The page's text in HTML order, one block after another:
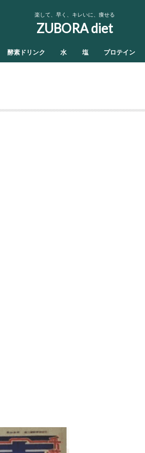
楽して、早く、キレいに、痩せる
ZUBORA diet
酵素ドリンク 水 塩 プロテイン